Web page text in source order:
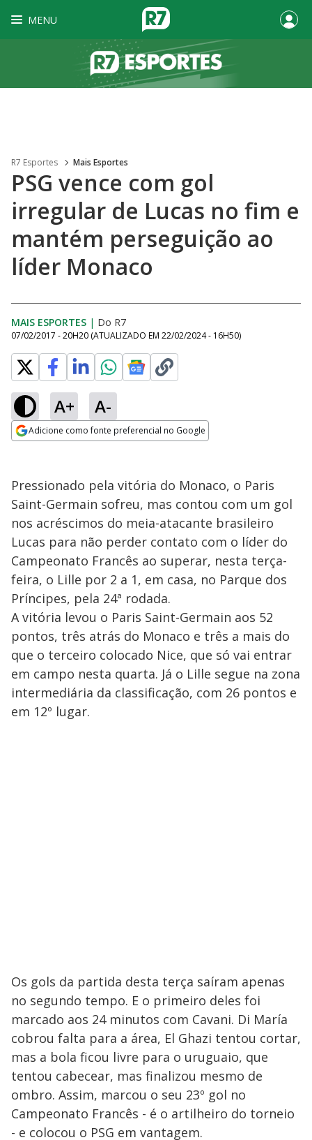
MENU
R7 Esportes Mais Esportes
PSG vence com gol
irregular de Lucas no fim e
mantém perseguição ao
líder Monaco
MAIS ESPORTES | Do R7
07/02/2017 - 20H20 (ATUALIZADO EM 22/02/2024 - 16H50)
A+ A-
Adicione como fonte preferencial no Google
Pressionado pela vitória do Monaco, o Paris
Saint-Germain sofreu, mas contou com um gol
nos acréscimos do meia-atacante brasileiro
Lucas para não perder contato com o líder do
Campeonato Francês ao superar, nesta terça-
feira, o Lille por 2 a 1, em casa, no Parque dos
Príncipes, pela 24ª rodada.
A vitória levou o Paris Saint-Germain aos 52
pontos, três atrás do Monaco e três a mais do
que o terceiro colocado Nice, que só vai entrar
em campo nesta quarta. Já o Lille segue na zona
intermediária da classificação, com 26 pontos e
em 12º lugar.
Os gols da partida desta terça saíram apenas
no segundo tempo. E o primeiro deles foi
marcado aos 24 minutos com Cavani. Di María
cobrou falta para a área, El Ghazi tentou cortar,
mas a bola ficou livre para o uruguaio, que
tentou cabecear, mas finalizou mesmo de
ombro. Assim, marcou o seu 23º gol no
Campeonato Francês - é o artilheiro do torneio
- e colocou o PSG em vantagem.